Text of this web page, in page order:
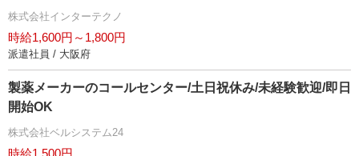
株式会社インターテクノ
時給1,600円～1,800円
派遣社員 / 大阪府
製薬メーカーのコールセンター/土日祝休み/未経験歓迎/即日
開始OK
株式会社ベルシステム24